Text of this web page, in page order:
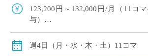
ん ・高校数学幅広く担当でき、こ
123,200円～132,000円/月（11コ
与）
※交通費別途
週4日（月・水・木・土）11コマ